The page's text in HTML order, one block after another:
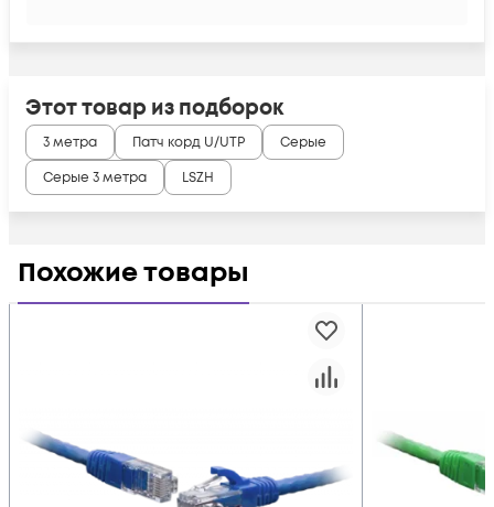
Этот товар из подборок
3 метра Патч корд U/UTP
Серые
Серые 3 метра
LSZH
Похожие товары